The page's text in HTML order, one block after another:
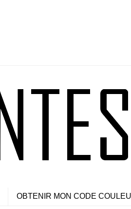
OBTENIR MON CODE